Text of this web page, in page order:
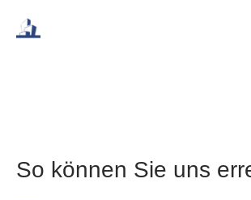
Inhalt
So können Sie uns